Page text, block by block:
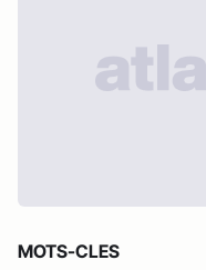
MOTS-CLES